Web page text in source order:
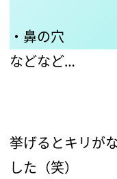
・鼻の穴
などなど…
挙げるとキリが
した（笑）